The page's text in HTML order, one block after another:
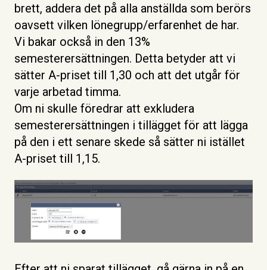
brett, addera det på alla anställda som berörs
oavsett vilken lönegrupp/erfarenhet de har.
Vi bakar också in den 13%
semesterersättningen. Detta betyder att vi
sätter A-priset till 1,30 och att det utgår för
varje arbetad timma.
Om ni skulle föredrar att exkludera
semesterersättningen i tillägget för att lägga
på den i ett senare skede så sätter ni istället
A-priset till 1,15.